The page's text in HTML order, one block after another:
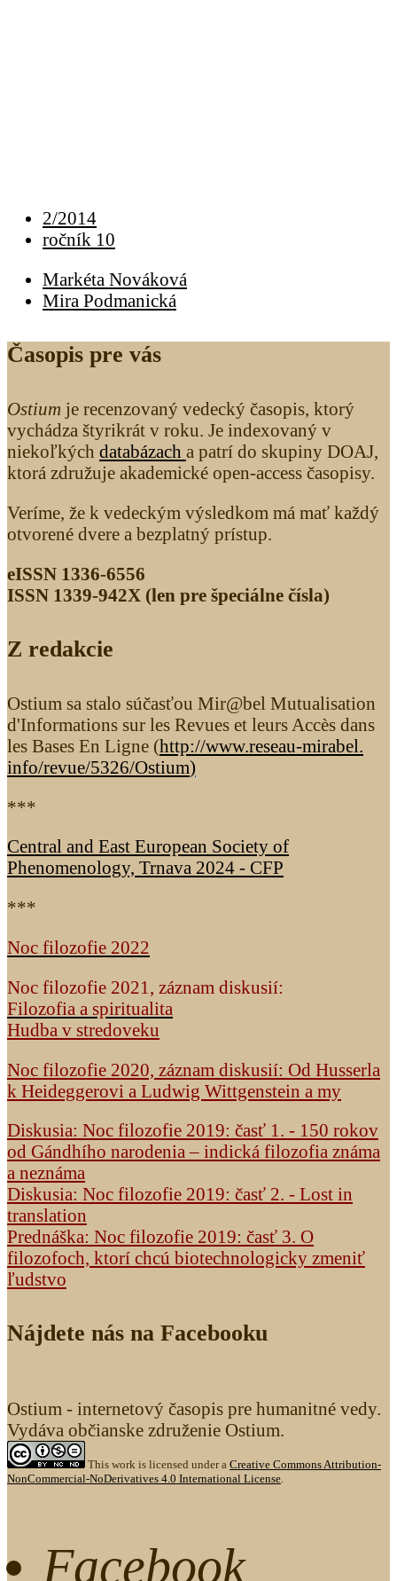
2/2014
ročník 10
Markéta Nováková
Mira Podmanická
Časopis pre vás
Ostium je recenzovaný vedecký časopis, ktorý
vychádza štyrikrát v roku. Je indexovaný v
niekoľkých databázach a patrí do skupiny DOAJ,
ktorá združuje akademické open-access časopisy.
Veríme, že k vedeckým výsledkom má mať každý
otvorené dvere a bezplatný prístup.
eISSN 1336-6556
ISSN 1339­-942X (len pre špeciálne čísla)
Z redakcie
Ostium sa stalo súčasťou Mir@bel Mutualisation
d'Informations sur les Revues et leurs Accès dans
les Bases En Ligne (http://www.reseau-mirabel.
info/revue/5326/Ostium)
***
Central and East European Society of
Phenomenology, Trnava 2024 - CFP
***
Noc filozofie 2022
Noc filozofie 2021, záznam diskusií:
Filozofia a spiritualita
Hudba v stredoveku
Noc filozofie 2020, záznam diskusií: Od Husserla
k Heideggerovi a Ludwig Wittgenstein a my
Diskusia: Noc filozofie 2019: časť 1. - 150 rokov
od Gándhího narodenia – indická filozofia známa
a neznáma
Diskusia: Noc filozofie 2019: časť 2. - Lost in
translation
Prednáška: Noc filozofie 2019: časť 3. O
filozofoch, ktorí chcú biotechnologicky zmeniť
ľudstvo
Nájdete nás na Facebooku
Ostium - internetový časopis pre humanitné vedy.
Vydáva občianske združenie Ostium.
This work is licensed under a Creative Commons Attribution-
NonCommercial-NoDerivatives 4.0 International License.
Facebook